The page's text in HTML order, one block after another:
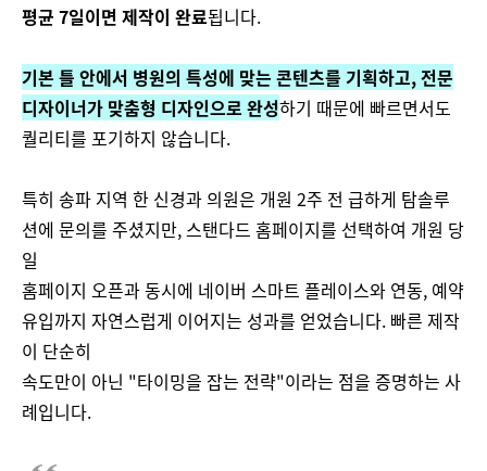
평균 7일이면 제작이 완료됩니다​.
기본 틀 안에서 병원의 특성에 맞는 콘텐츠를 기획하고, 전문
디자이너가 맞춤형 디자인으로 완성하기 때문에 빠르면서도
퀄리티를 포기하지 않습니다.
특히 송파 지역 한 신경과 의원은 개원 2주 전 급하게 탐솔루
션에 문의를 주셨지만, 스탠다드 홈페이지를 선택하여 개원 당
일
홈페이지 오픈과 동시에 네이버 스마트 플레이스와 연동, 예약
유입까지 자연스럽게 이어지는 성과를 얻었습니다. 빠른 제작
이 단순히
속도만이 아닌 "타이밍을 잡는 전략"이라는 점을 증명하는 사
례입니다.